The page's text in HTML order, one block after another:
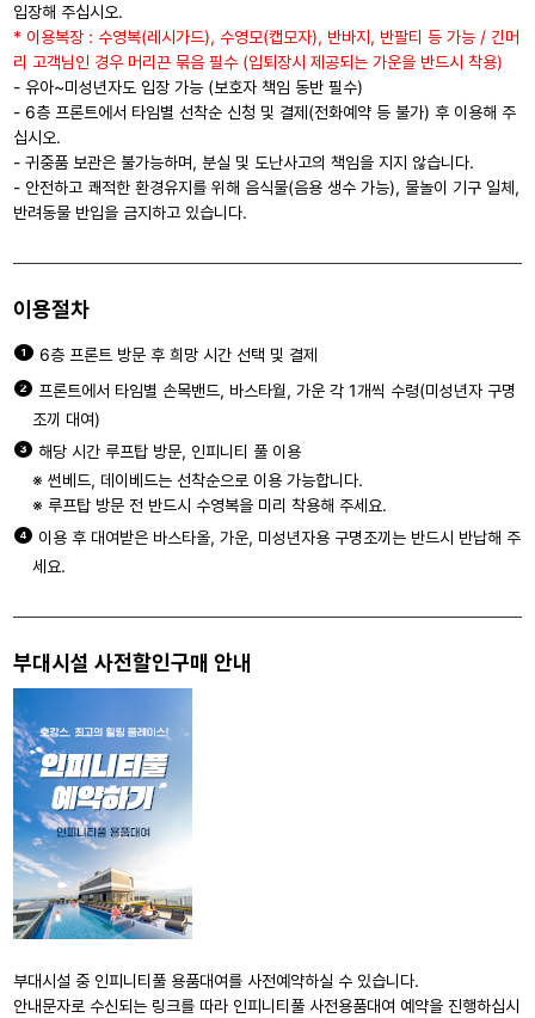
입장해 주십시오.
* 이용복장 : 수영복(레시가드), 수영모(캡모자), 반바지, 반팔티 등 가능 / 긴머
리 고객님인 경우 머리끈 묶음 필수 (입퇴장시 제공되는 가운을 반드시 착용)
- 유아~미성년자도 입장 가능 (보호자 책임 동반 필수)
- 6층 프론트에서 타임별 선착순 신청 및 결제(전화예약 등 불가) 후 이용해 주
십시오.
- 귀중품 보관은 불가능하며, 분실 및 도난사고의 책임을 지지 않습니다.
- 안전하고 쾌적한 환경유지를 위해 음식물(음용 생수 가능), 물놀이 기구 일체,
반려동물 반입을 금지하고 있습니다.
이용절차
❶ 6층 프론트 방문 후 희망 시간 선택 및 결제
❷ 프론트에서 타임별 손목밴드, 바스타월, 가운 각 1개씩 수령(미성년자 구명
조끼 대여)
❸ 해당 시간 루프탑 방문, 인피니티 풀 이용
※ 썬베드, 데이베드는 선착순으로 이용 가능합니다.
※ 루프탑 방문 전 반드시 수영복을 미리 착용해 주세요.
❹ 이용 후 대여받은 바스타올, 가운, 미성년자용 구명조끼는 반드시 반납해 주
세요.
부대시설사전할인구매 안내
부대시설 중 인피니티풀 용품대여를 사전예약하실 수 있습니다.
안내문자로 수신되는 링크를 따라 인피니티풀 사전용품대여 예약을 진행하십시